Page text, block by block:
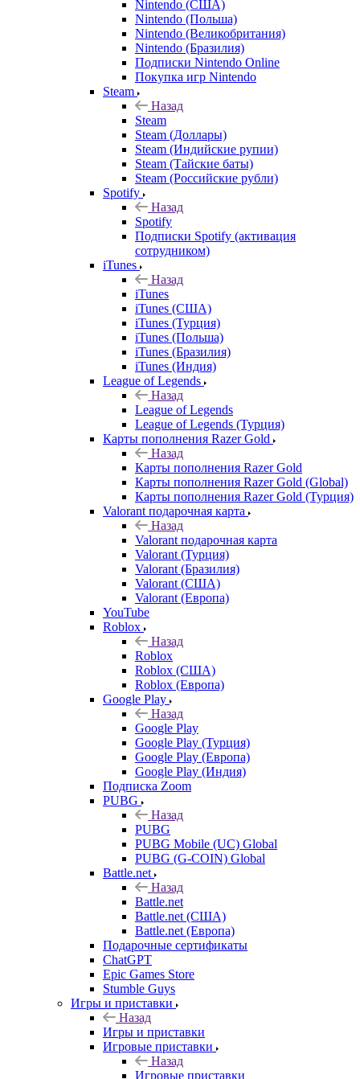
Nintendo (США)
Nintendo (Польша)
Nintendo (Великобритания)
Nintendo (Бразилия)
Подписки Nintendo Online
Покупка игр Nintendo
Steam
Назад
Steam
Steam (Доллары)
Steam (Индийские рупии)
Steam (Тайские баты)
Steam (Российские рубли)
Spotify
Назад
Spotify
Подписки Spotify (активация
сотрудником)
iTunes
Назад
iTunes
iTunes (США)
iTunes (Турция)
iTunes (Польша)
iTunes (Бразилия)
iTunes (Индия)
League of Legends
Назад
League of Legends
League of Legends (Турция)
Карты пополнения Razer Gold
Назад
Карты пополнения Razer Gold
Карты пополнения Razer Gold (Global)
Карты пополнения Razer Gold (Турция)
Valorant подарочная карта
Назад
Valorant подарочная карта
Valorant (Турция)
Valorant (Бразилия)
Valorant (США)
Valorant (Европа)
YouTube
Roblox
Назад
Roblox
Roblox (США)
Roblox (Европа)
Google Play
Назад
Google Play
Google Play (Турция)
Google Play (Европа)
Google Play (Индия)
Подписка Zoom
PUBG
Назад
PUBG
PUBG Mobile (UC) Global
PUBG (G-COIN) Global
Battle.net
Назад
Battle.net
Battle.net (США)
Battle.net (Европа)
Подарочные сертификаты
ChatGPT
Epic Games Store
Stumble Guys
Игры и приставки
Назад
Игры и приставки
Игровые приставки
Назад
Игровые приставки